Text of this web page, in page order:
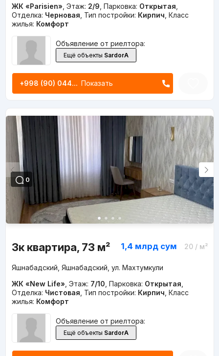
ЖК «Parisien» Этаж: 2/9 Парковка: Открытая
Отделка: Черновая Тип постройки: Кирпич Класс
жилья: Комфорт
Объявление от риелтора:
Ещё объекты SardorA
+998 (90) 044... Показать
0
3к квартира, 73 м² 1,4 млрд сум 20/ м²
Яшнабадский, Яшнабадский, ул. Махтумкули
ЖК «New Life» Этаж: 7/10 Парковка: Открытая
Отделка: Чистовая Тип постройки: Кирпич Класс
жилья: Комфорт
Объявление от риелтора:
Ещё объекты SardorA